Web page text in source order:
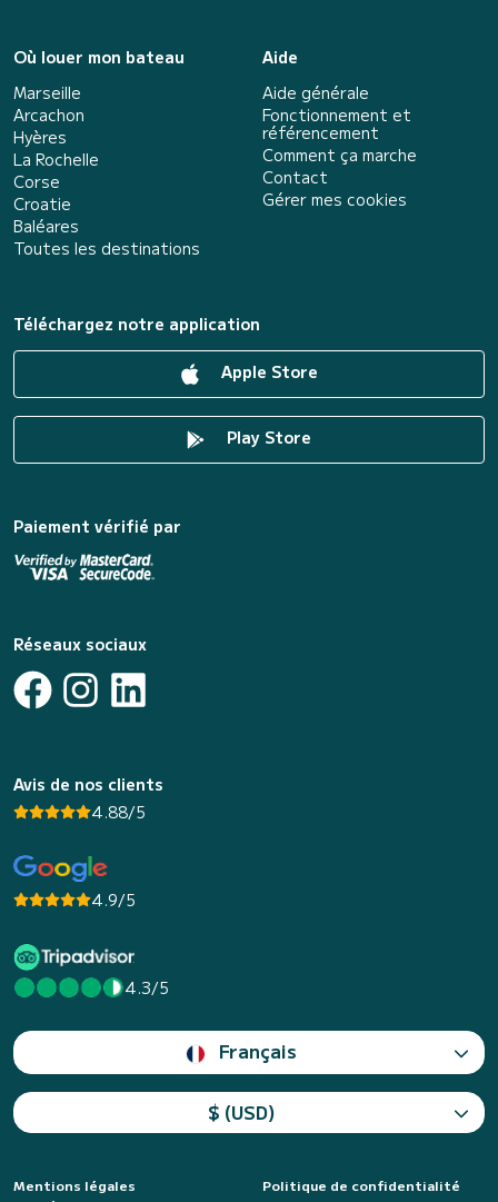
Où louer mon bateau
Marseille
Arcachon
Hyères
La Rochelle
Corse
Croatie
Baléares
Toutes les destinations
Aide
Aide générale
Fonctionnement et
référencement
Comment ça marche
Contact
Gérer mes cookies
Téléchargez notre application
Apple Store
Play Store
Paiement vérifié par
Réseaux sociaux
Avis de nos clients
4.88/5
4.9/5
4.3/5
Français
$ (USD)
Mentions légales
Politique de confidentialité